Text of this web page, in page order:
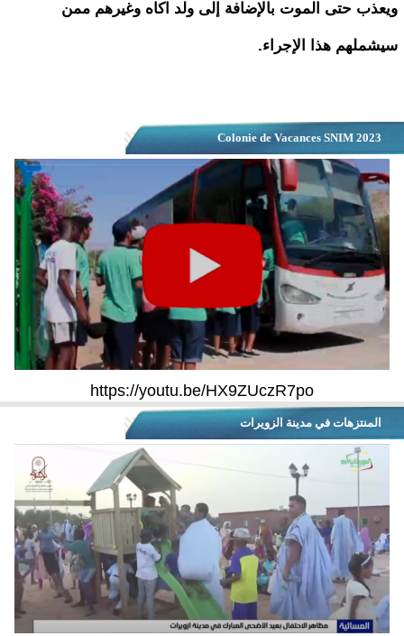
ويعذب حتى الموت بالإضافة إلى ولد اكاه وغيرهم ممن
سيشملهم هذا الإجراء.
Colonie de Vacances SNIM 2023
https://youtu.be/HX9ZUczR7po
المنتزهات في مدينة الزويرات